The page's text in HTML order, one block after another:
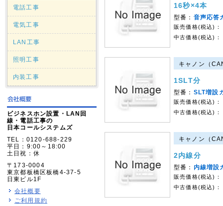
電話工事
電気工事
LAN工事
照明工事
内装工事
ビジネスホン設置・LAN回
線・電話工事の
日本コールシステムズ
TEL：0120-688-229
平日：9:00～18:00
土日祝：休
〒173-0004
東京都板橋区板橋4-37-5
日東ビル1F
会社概要
ご利用規約
16秒×4本
型番： 音声応答
販売価格(税込)：
中古価格(税込)：
キャノン（
1SLT分
型番： SLT増設
販売価格(税込)：
中古価格(税込)：
キャノン（
2内線分
型番： 内線増設
販売価格(税込)：
中古価格(税込)：